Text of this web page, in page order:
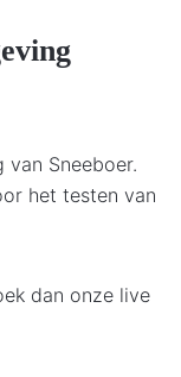
Sneeboer.
het testen van
dan onze live